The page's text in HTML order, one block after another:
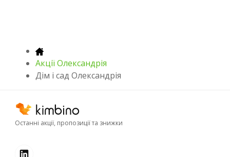
Акції Олександрія
Дім і сад Олександрія
Останні акції, пропозиції та знижки